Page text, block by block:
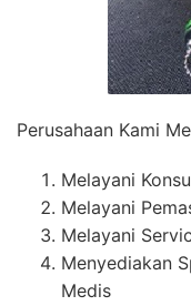
Perusahaan Kami
Melayani
Melayani
Melayani
Menyediakan
Medis